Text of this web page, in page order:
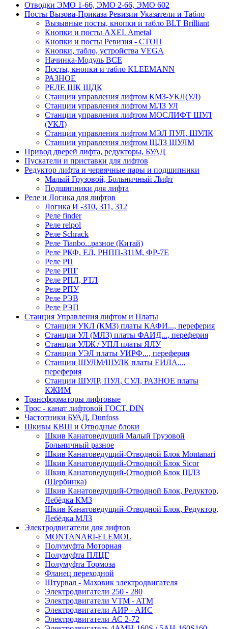
Отводки ЭМО 1-66, ЭМО 2-66, ЭМО 602
Посты Вызова-Приказа Ревизии Указатели и Табло
Вызывные посты, кнопки и табло BLT Brilliant
Кнопки и посты AXEL Ametal
Кнопки и посты Ревизия - СТОП
Кнопки, табло, устройства VEGA
Начинка-Модуль ВСЕ
Посты, кнопки и табло KLEEMANN
РАЗНОЕ
РЕЛЕ ШК ШДК
Станции управления лифтом КМЗ-УКЛ(УЛ)
Станции управления лифтом МЛЗ УЛ
Станции управления лифтом МОСЛИФТ ШУЛ
(УКЛ)
Станции управления лифтом МЭЛ ПУЛ, ШУЛК
Станции управления лифтом ЩЛЗ ШУЛМ
Привод дверей лифта, редукторы, БУАД
Пускатели и приставки для лифтов
Редуктор лифта и червячные пары и подшипники
Малый Грузовой, Больничный Лифт
Подшипники для лифта
Реле и Логика для лифтов
Логика И -310, 311, 312
Реле findеr
Реле relpol
Реле Schrack
Реле Tianbo...разное (Китай)
Реле РКФ, ЕЛ, РНПП-311М, ФР-7Е
Реле РП
Реле РПГ
Реле РПЛ, РТЛ
Реле РПУ
Реле РЭВ
Реле РЭП
Станция Управления лифтом и Платы
Станции УКЛ (КМЗ) платы КАФИ..., переферия
Станции УЛ (МЛЗ) платы ФАИД..., переферия
Станции УЛЖ / УПЛ платы ЯЛУ
Станции УЭЛ платы УИРФ..., переферия
Станции ШУЛМ/ШУЛК платы ЕИЛА...,
переферия
Станции ШУЛР, ПУЛ, СУЛ, РАЗНОЕ платы
КЖИМ
Трансформаторы лифтовые
Трос - канат лифтовой ГОСТ, DIN
Частотники БУАД, Dunfoss
Шкивы КВШ и Отводные блоки
Шкив Канатоведущий Малый Грузовой
Больничный разное
Шкив Канатоведущий-Отводной Блок Montanari
Шкив Канатоведущий-Отводной Блок Sicor
Шкив Канатоведущий-Отводной Блок ЩЛЗ
(Щербинка)
Шкив Канатоведущий-Отводной Блок, Редуктор,
Лебёдка КМЗ
Шкив Канатоведущий-Отводной Блок, Редуктор,
Лебёдка МЛЗ
Электродвигатели для лифтов
MONTANARI-ELEMOL
Полумуфта Моторная
Полумуфта ПЛЦГ
Полумуфта Тормоза
Фланец переходной
Штурвал - Маховик электродвигателя
Электродвигатели 250 - 280
Электродвигатели VTM - ATM
Электродвигатели АИР - АИС
Электродвигатели АС 2-72